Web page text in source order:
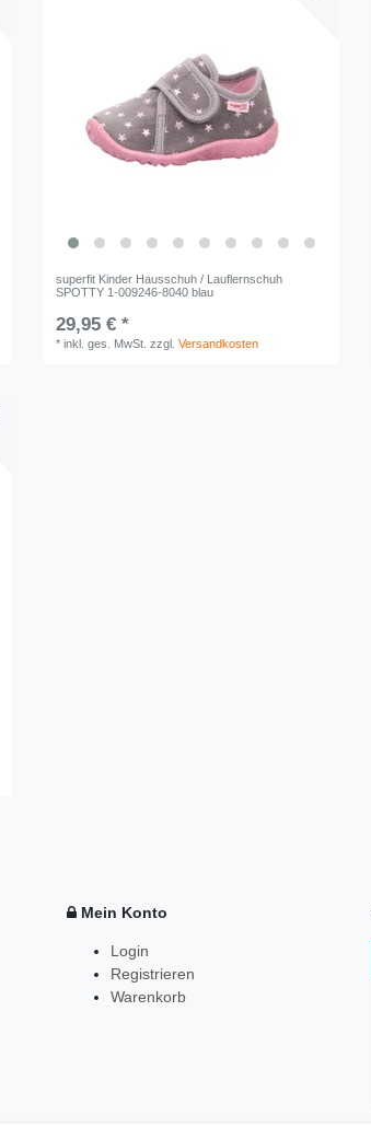
superfit Kinder Hausschuh / Lauflernschuh
SPOTTY 1-009246-8040 blau
29,95 € *
*inkl. ges. MwSt. zzgl.Versandkosten
Mein Konto
Login
Registrieren
Warenkorb